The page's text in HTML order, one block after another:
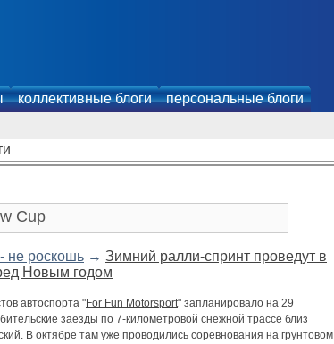
коллективные блоги персональные блоги
не роскошь → Зимний ралли-спринт проведут в
Новым годом
автоспорта "For Fun Motorsport" запланировало на 29
заезды по 7-километровой снежной трассе близ
В октябре там уже проводились соревнования на грунтовом